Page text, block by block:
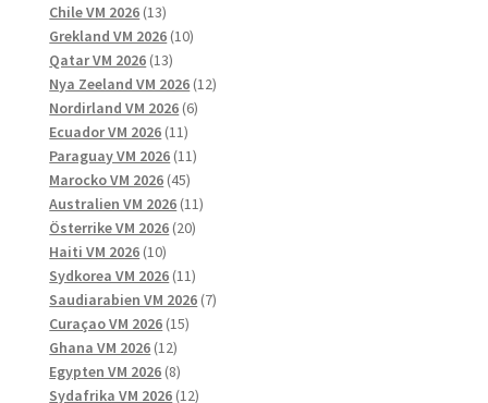
Chile VM 2026 1313
produkter
Grekland VM 2026 1010
Qatar VM 2026 1313
produkter
Nya Zeeland VM 2026 1212
Nordirland VM 2026 66
Ecuador VM 2026 1111
produkter
Paraguay VM 2026 1111
Marocko VM 2026 4545
produkter
Australien VM 2026 1111
Österrike VM 2026 2020
Haiti VM 2026 1010
produkter
Sydkorea VM 2026 1111
produkter
Saudiarabien VM 2026 77
Curaçao VM 2026 1515
Ghana VM 2026 1212
produkter
Egypten VM 2026 88
produkter
Sydafrika VM 2026 1212